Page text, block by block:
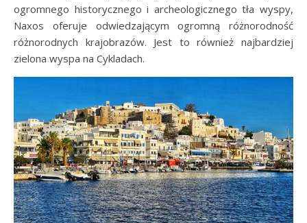
ogromnego historycznego i archeologicznego tła wyspy,
Naxos oferuje odwiedzającym ogromną różnorodność
różnorodnych krajobrazów. Jest to również najbardziej
zielona wyspa na Cykladach.